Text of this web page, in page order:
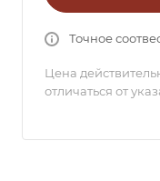
Точное
Цена
отличаться от